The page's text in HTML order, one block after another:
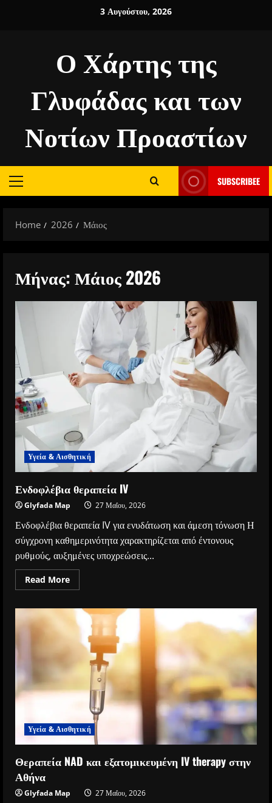
3 Αυγούστου, 2026
Ο Χάρτης της
Γλυφάδας και των
Νοτίων Προαστίων
Primary
SUBSCRIBEE
Home 2026 Μάιος
Μήνας:Μάιος 2026
Υγεία & Αισθητική
Ενδοφλέβια θεραπεία IV
Glyfada Map 27 Μαΐου, 2026
Ενδοφλέβια θεραπεία IV για ενυδάτωση και άμεση τόνωση Η
σύγχρονη καθημερινότητα χαρακτηρίζεται από έντονους
ρυθμούς, αυξημένες υποχρεώσεις...
Read MoreRead
more
θεραπεία
IV
Υγεία & Αισθητική
Θεραπεία NAD και εξατομικευμένη IV therapy στην
Αθήνα
Glyfada Map 27 Μαΐου, 2026